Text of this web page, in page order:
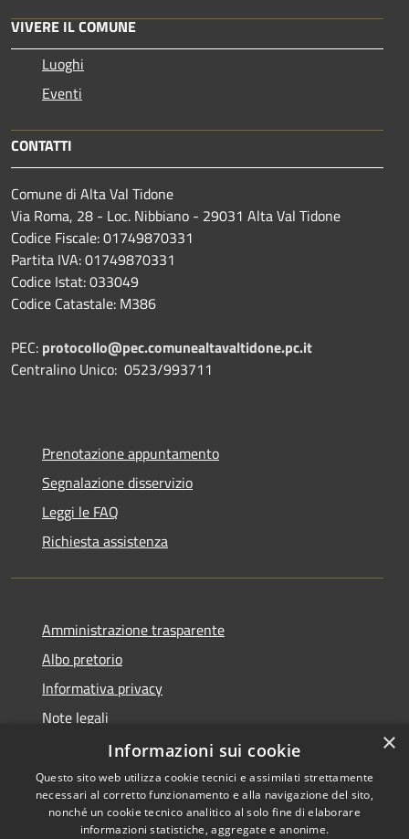
VIVERE IL COMUNE
Luoghi
Eventi
CONTATTI
Comune di Alta Val Tidone
Via Roma, 28 - Loc. Nibbiano - 29031 Alta Val Tidone
Codice Fiscale: 01749870331
Partita IVA: 01749870331
Codice Istat: 033049
Codice Catastale: M386
PEC: protocollo@pec.comunealtavaltidone.pc.it
Centralino Unico: 0523/993711
Prenotazione appuntamento
Segnalazione disservizio
Leggi le FAQ
Richiesta assistenza
Amministrazione trasparente
Albo pretorio
Informativa privacy
Note legali
Dichiarazione di accessibilità
×
Informazioni sui cookie
Questo sito web utilizza cookie tecnici e assimilati strettamente
necessari al corretto funzionamento e alla navigazione del sito,
nonché un cookie tecnico analitico al solo fine di elaborare
informazioni statistiche, aggregate e anonime.